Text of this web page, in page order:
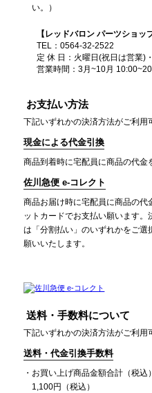
い。）
【レッドバロン パーツショッ
TEL：0564-32-2522
定 休 日：火曜日(祝日は営業)
営業時間：3月~10月
お支払い方法
下記いずれかの決済方法がご利用
現金による代金引換
商品到着時に宅配員に商品の代金
佐川急便 e-コレクト
商品お届け時に宅配員に商品の
ットカードでお支払い願います
は「分割払い」のいずれかをご
願いいたします。
送料・手数料について
下記いずれかの決済方法がご利用
送料・代金引換手数料
お買い上げ商品金額合計（税
1,100円（税込）